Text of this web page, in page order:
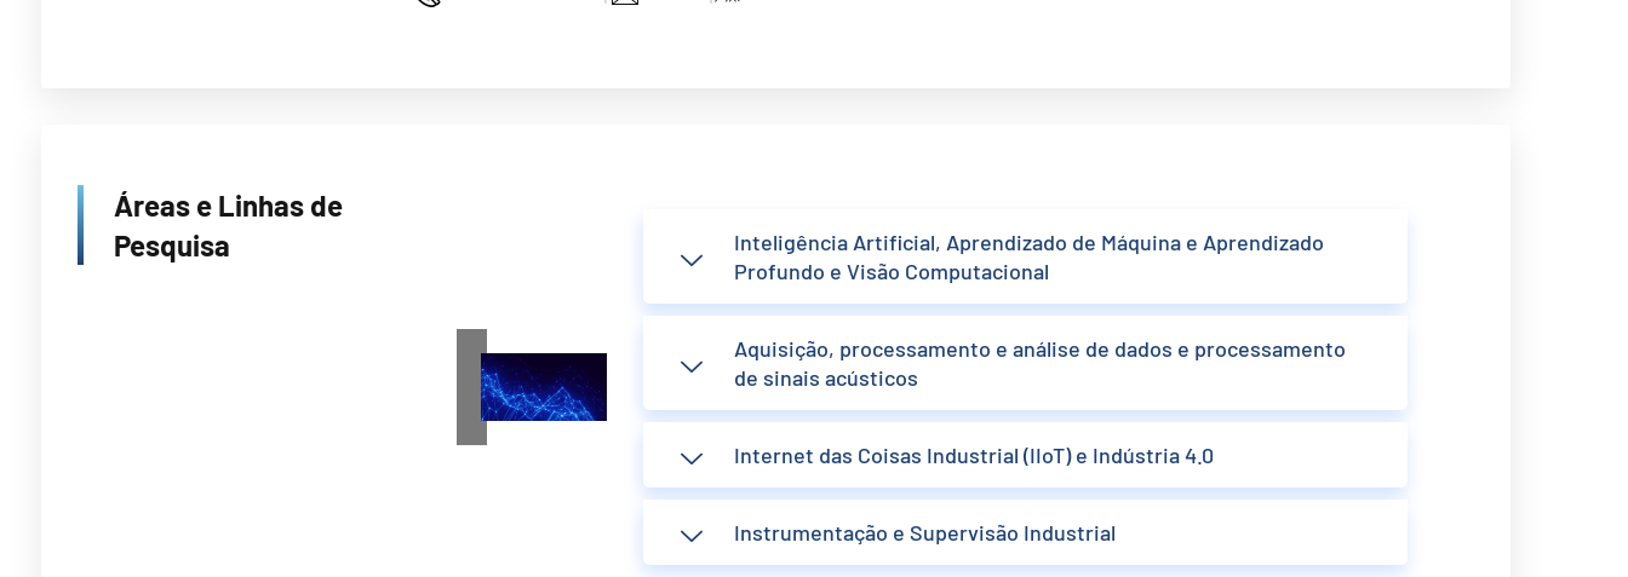
Áreas e Linhas de
Pesquisa
Inteligência Artificial, Aprendizado de Máquina e Aprendizado
Profundo e Visão Computacional
Aquisição, processamento e análise de dados e processamento
de sinais acústicos
Internet das Coisas Industrial (IIoT) e Indústria 4.0
Instrumentação e Supervisão Industrial